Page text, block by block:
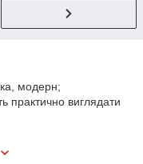
модерн;
практично виглядати
звернувшись до